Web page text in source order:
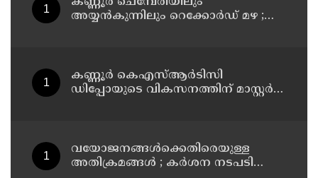
അയ്യൻകുന്നിലും റെക്കോർഡ് മഴ ;
കണ്ണൂർ കെഎസ്ആർടിസി
ഡിപ്പോയുടെ വികസനത്തിന് മാസ്റ്റർ
വയോജനങ്ങൾക്കെതിരെയുള്ള
അതിക്രമങ്ങൾ ; കർശന നടപടി